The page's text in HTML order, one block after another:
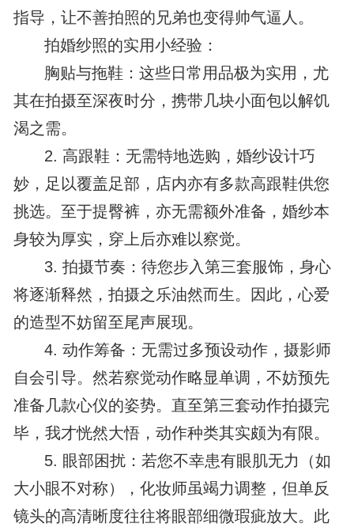
指导，让不善拍照的兄弟也变得帅气逼人。
拍婚纱照的实用小经验：
胸贴与拖鞋：这些日常用品极为实用，尤
其在拍摄至深夜时分，携带几块小面包以解饥
渴之需。
2. 高跟鞋：无需特地选购，婚纱设计巧
妙，足以覆盖足部，店内亦有多款高跟鞋供您
挑选。至于提臀裤，亦无需额外准备，婚纱本
身较为厚实，穿上后亦难以察觉。
3. 拍摄节奏：待您步入第三套服饰，身心
将逐渐释然，拍摄之乐油然而生。因此，心爱
的造型不妨留至尾声展现。
4. 动作筹备：无需过多预设动作，摄影师
自会引导。然若察觉动作略显单调，不妨预先
准备几款心仪的姿势。直至第三套动作拍摄完
毕，我才恍然大悟，动作种类其实颇为有限。
5. 眼部困扰：若您不幸患有眼肌无力（如
大小眼不对称），化妆师虽竭力调整，但单反
镜头的高清晰度往往将眼部细微瑕疵放大。此